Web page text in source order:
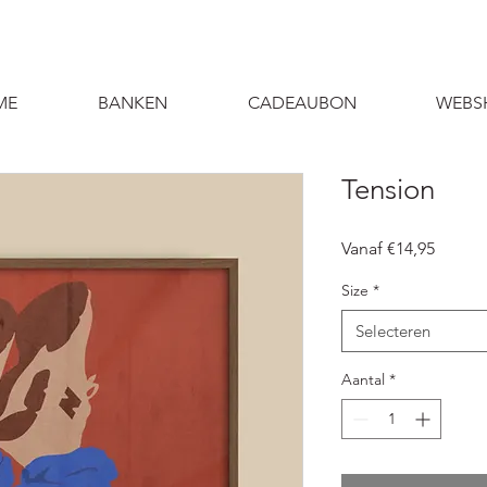
BANKEN CADEAUBON
Tension
Vanaf €14,95
Size *
Selecteren
Aantal *